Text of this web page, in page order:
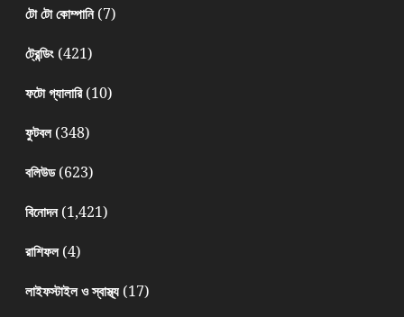
টো টো কোম্পানি(7)
ট্রেন্ডিং(421)
ফটো গ্যালারি(10)
ফুটবল(348)
বলিউড(623)
বিনোদন(1,421)
রাশিফল(4)
লাইফস্টাইল ও স্বাস্থ্য(17)